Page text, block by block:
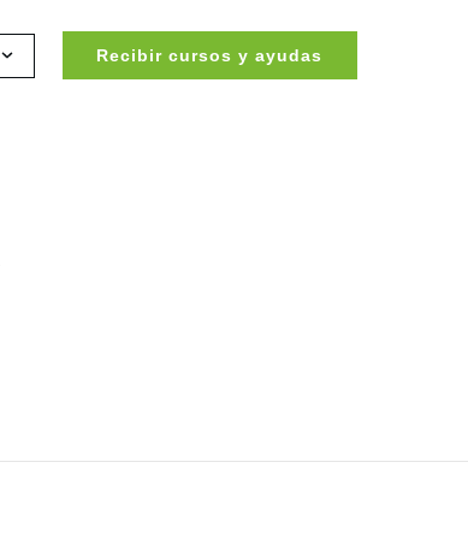
Recibir cursos y ayudas